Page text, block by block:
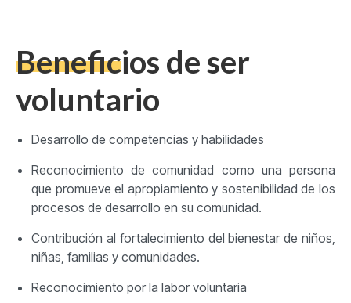
Beneficios de ser
voluntario
Desarrollo de competencias y habilidades
Reconocimiento de comunidad como una persona
que promueve el apropiamiento y sostenibilidad de los
procesos de desarrollo en su comunidad.
Contribución al fortalecimiento del bienestar de niños,
niñas, familias y comunidades.
Reconocimiento por la labor voluntaria